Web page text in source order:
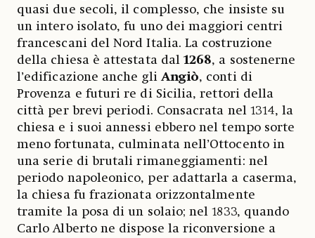
quasi due secoli, il complesso, che insiste su
un intero isolato, fu uno dei maggiori centri
francescani del Nord Italia. La costruzione
della chiesa è attestata dal1268, a sostenerne
l’edificazione anche gli Angiò, conti di
Provenza e futuri re di Sicilia, rettori della
città per brevi periodi. Consacrata nel 1314, la
chiesa e i suoi annessi ebbero nel tempo sorte
meno fortunata, culminata nell’Ottocento in
una serie di brutali rimaneggiamenti: nel
periodo napoleonico, per adattarla a caserma,
la chiesa fu frazionata orizzontalmente
tramite la posa di un solaio; nel 1833, quando
Carlo Alberto ne dispose la riconversione a